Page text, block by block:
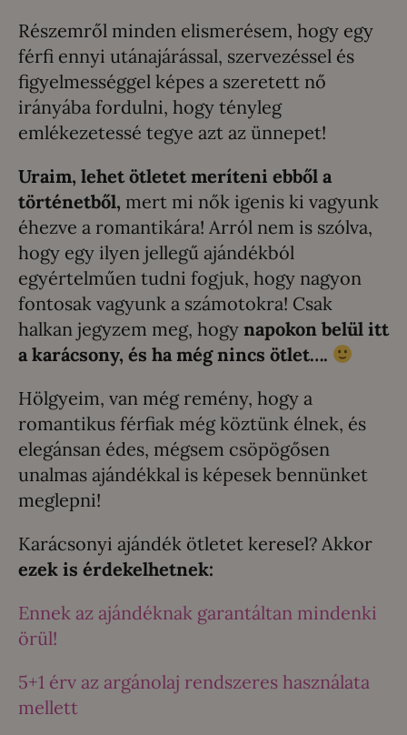
Részemről minden elismerésem, hogy egy
férfi ennyi utánajárással, szervezéssel és
figyelmességgel képes a szeretett nő
irányába fordulni, hogy tényleg
emlékezetessé tegye azt az ünnepet!
Uraim, lehet ötletet meríteni ebből a
történetből, mert mi nők igenis ki vagyunk
éhezve a romantikára! Arról nem is szólva,
hogy egy ilyen jellegű ajándékból
egyértelműen tudni fogjuk, hogy nagyon
fontosak vagyunk a számotokra! Csak
halkan jegyzem meg, hogy napokon belül itt
a karácsony, és ha még nincs ötlet….
Hölgyeim, van még remény, hogy a
romantikus férfiak még köztünk élnek, és
elegánsan édes, mégsem csöpögősen
unalmas ajándékkal is képesek bennünket
meglepni!
Karácsonyi ajándék ötletet keresel? Akkor
ezek is érdekelhetnek:
Ennek az ajándéknak garantáltan mindenki
örül!
5+1 érv az argánolaj rendszeres használata
mellett